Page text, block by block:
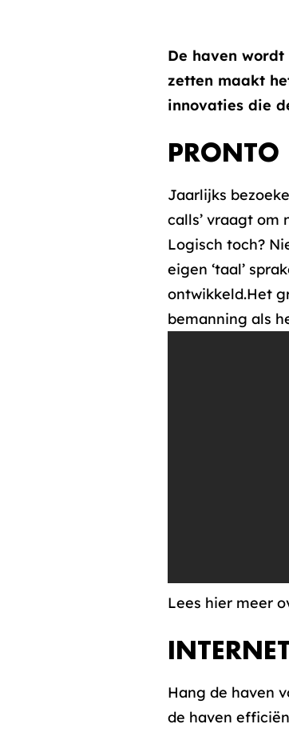
De haven
zetten maakt
innovaties die
PRONTO
Jaarlijks
calls’ vraagt om
Logisch toch?
eigen ‘taal’
ontwikkeld.Het
bemanning als
Lees hier meer
Hang de haven
de haven